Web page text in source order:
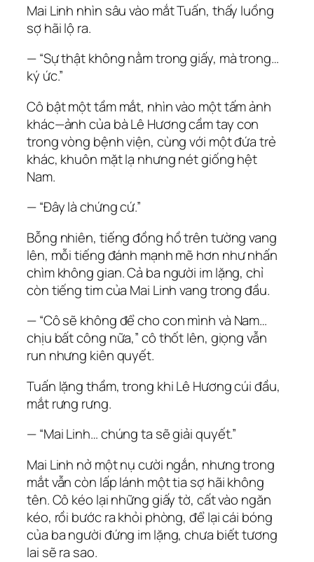
Mai Linh nhìn sâu vào mắt Tuấn, thấy luồng
sợ hãi lộ ra.
— “Sự thật không nằm trong giấy, mà trong…
ký ức.”
Cô bật một tầm mắt, nhìn vào một tấm ảnh
khác—ảnh của bà Lê Hương cầm tay con
trong vòng bệnh viện, cùng với một đứa trẻ
khác, khuôn mặt lạ nhưng nét giống hệt
Nam.
— “Đây là chứng cứ.”
Bỗng nhiên, tiếng đồng hồ trên tường vang
lên, mỗi tiếng đánh mạnh mẽ hơn như nhấn
chìm không gian. Cả ba người im lặng, chỉ
còn tiếng tim của Mai Linh vang trong đầu.
— “Cô sẽ không để cho con mình và Nam…
chịu bất công nữa,” cô thốt lên, giọng vẫn
run nhưng kiên quyết.
Tuấn lặng thầm, trong khi Lê Hương cúi đầu,
mắt rưng rưng.
— “Mai Linh… chúng ta sẽ giải quyết.”
Mai Linh nở một nụ cười ngắn, nhưng trong
mắt vẫn còn lấp lánh một tia sợ hãi không
tên. Cô kéo lại những giấy tờ, cất vào ngăn
kéo, rồi bước ra khỏi phòng, để lại cái bóng
của ba người đứng im lặng, chưa biết tương
lai sẽ ra sao.